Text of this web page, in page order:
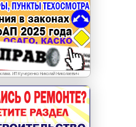
ИП Кучеренко Николай Николаевич